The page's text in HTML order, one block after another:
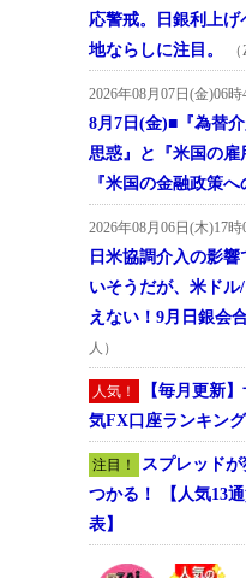
応警戒。日銀利上
地ならしに注目。
2026年08月07日(金)06
8月7日(金)■『為替
思惑』と『米国の雇
『米国の金融政策
2026年08月06日(木)17
日米協調介入の影
いそうだが、米ド
えない！9月日銀会
人）
人気！
【毎月更新
気FX口座ランキング
注目！
スプレッド
つかる！ 【人気13
表】